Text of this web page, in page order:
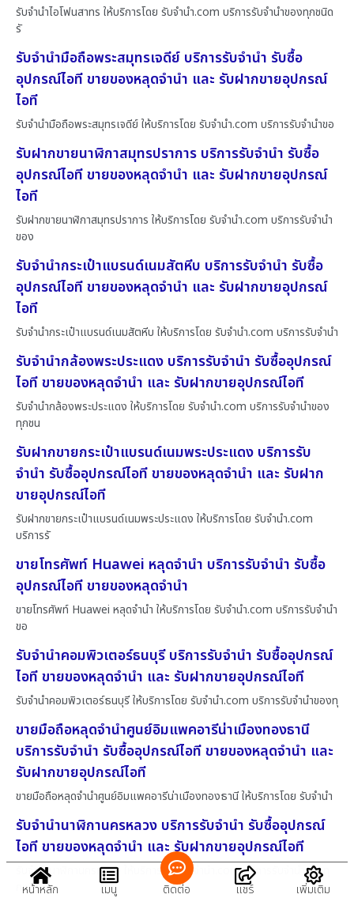
รับจำนำไอโฟนสาทร ให้บริการโดย รับจํานํา.com บริการรับจำนำของทุกชนิด
รั
รับจำนำมือถือพระสมุทรเจดีย์ บริการรับจำนำ รับซื้อ
อุปกรณ์ไอที ขายของหลุดจำนำ และ รับฝากขายอุปกรณ์
ไอที
รับจำนำมือถือพระสมุทรเจดีย์ ให้บริการโดย รับจํานํา.com บริการรับจำนำขอ
รับฝากขายนาฬิกาสมุทรปราการ บริการรับจำนำ รับซื้อ
อุปกรณ์ไอที ขายของหลุดจำนำ และ รับฝากขายอุปกรณ์
ไอที
รับฝากขายนาฬิกาสมุทรปราการ ให้บริการโดย รับจํานํา.com บริการรับจำนำ
ของ
รับจำนำกระเป๋าแบรนด์เนมสัตหีบ บริการรับจำนำ รับซื้อ
อุปกรณ์ไอที ขายของหลุดจำนำ และ รับฝากขายอุปกรณ์
ไอที
รับจำนำกระเป๋าแบรนด์เนมสัตหีบ ให้บริการโดย รับจํานํา.com บริการรับจำนำ
รับจำนำกล้องพระประแดง บริการรับจำนำ รับซื้ออุปกรณ์
ไอที ขายของหลุดจำนำ และ รับฝากขายอุปกรณ์ไอที
รับจำนำกล้องพระประแดง ให้บริการโดย รับจํานํา.com บริการรับจำนำของ
ทุกชน
รับฝากขายกระเป๋าแบรนด์เนมพระประแดง บริการรับ
จำนำ รับซื้ออุปกรณ์ไอที ขายของหลุดจำนำ และ รับฝาก
ขายอุปกรณ์ไอที
รับฝากขายกระเป๋าแบรนด์เนมพระประแดง ให้บริการโดย รับจํานํา.com
บริการรั
ขายโทรศัพท์ Huawei หลุดจำนำ บริการรับจำนำ รับซื้อ
อุปกรณ์ไอที ขายของหลุดจำนำ
ขายโทรศัพท์ Huawei หลุดจำนำ ให้บริการโดย รับจํานํา.com บริการรับจำนำ
ขอ
รับจำนำคอมพิวเตอร์ธนบุรี บริการรับจำนำ รับซื้ออุปกรณ์
ไอที ขายของหลุดจำนำ และ รับฝากขายอุปกรณ์ไอที
รับจำนำคอมพิวเตอร์ธนบุรี ให้บริการโดย รับจํานํา.com บริการรับจำนำของทุ
ขายมือถือหลุดจำนำศูนย์อิมแพคอารีน่าเมืองทองธานี
บริการรับจำนำ รับซื้ออุปกรณ์ไอที ขายของหลุดจำนำ และ
รับฝากขายอุปกรณ์ไอที
ขายมือถือหลุดจำนำศูนย์อิมแพคอารีน่าเมืองทองธานี ให้บริการโดย รับจํานํา
รับจำนำนาฬิกานครหลวง บริการรับจำนำ รับซื้ออุปกรณ์
ไอที ขายของหลุดจำนำ และ รับฝากขายอุปกรณ์ไอที
รับจำนำนาฬิกานครหลวง ให้บริการโดย รับจํานํา.com บริการรับจำนำของทุ
กชนิ
หน้าหลัก เมนู ติดต่อ แชร์ เพิ่มเติม